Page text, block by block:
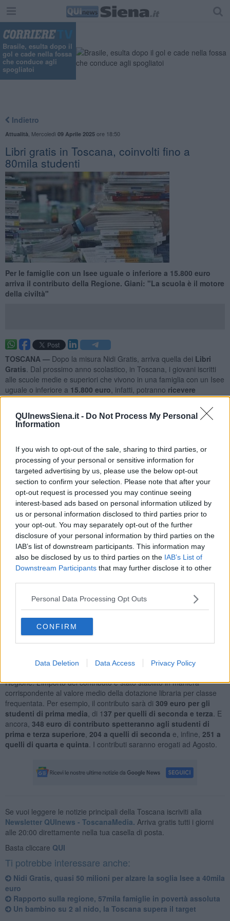
QUInewsSiena.it - Do Not Process My Personal
Information
If you wish to opt-out of the sale, sharing to third parties, or
processing of your personal or sensitive information for
targeted advertising by us, please use the below opt-out
section to confirm your selection. Please note that after your
opt-out request is processed you may continue seeing
interest-based ads based on personal information utilized by
us or personal information disclosed to third parties prior to
your opt-out. You may separately opt-out of the further
disclosure of your personal information by third parties on the
IAB’s list of downstream participants. This information may
also be disclosed by us to third parties on the IAB’s List of
Downstream Participants that may further disclose it to other
Personal Data Processing Opt Outs
CONFIRM
Data Deletion Data Access Privacy Policy
Brasile, esulta dopo il
gol e cade nella fossa
che conduce agli
spogliatoi
Indietro
Attualità Mercoledì 09 Aprile 2025ore 18:50
Libri gratis in Toscana, coinvolti fino a
80mila studenti
Per le famiglie con un Isee uguale o inferiore a 15.800 euro
arriva il contributo della Regione. Giani: "La scuola è il motore
della civiltà"
TOSCANA — Dopo la misura Nidi Gratis, arriva quella dei Libri
Gratis . Dal prossimo anno scolastico, in Toscana, i giovani iscritti
alle scuole medie e superiori che vivono in una famiglia con un Isee
uguale o inferiore a 15.800 euro , infatti, potranno ricevere
gratuitamente i libri scolastici, grazie a un contributo della
Secondo le stime, la misura dovrebbe riguardare
popolazione scolastica complessiva. "La scuola è il motore di
civiltà di una comunità, per questo
vogliamo che essa sia
davvero alla portata di ogni famiglia toscana - ha detto
Eugenio Giani, presidente della Toscana - con questo intervento
vogliamo quindi sostenere tutti gli studenti che possono trovarsi in
difficoltà nel sostenere le spese per l’acquisto dei libri necessari ad
affrontare con serenità le scuole medie e quelle superiori".
Il provvedimento s'inserisce nell’ambito delprogetto Giovanisì
l’autonomia dei giovani. "
Trasformare i sudditi in cittadini è un
miracolo che solo la scuola può compiere
presidente citando Piero Calamandrei - investire sul diritto allo
studio è fondamentale per contribuire a realizzare una società
libera, nella quale i giovani abbiano l’opportunità concreta di
costruire il loro futuro. Per questo ritengo questa misura una
assoluta priorità. Con
derivanti dal Programma regionale del Fondo sociale
europeofinanzieremo questo intervento".
Le domande per poter accedere al contributo potranno essere
Regione. L’importo del contributo è stato stabilito in maniera
corrispondente al valore medio della dotazione libraria per classe
frequentata. Per esempio, il contributo sarà di 309 euro per gli
studenti di prima media , di 137 per quelli di seconda e terza . E
ancora, 348 euro di contributo spetteranno agli studenti di
prima e terza superiore 204 a quelli di seconda e, infine, 251 a
quelli di quarta e quinta . I contributi saranno erogati ad Agosto.
Se vuoi leggere le notizie principali della Toscana iscriviti alla
Newsletter QUInews - ToscanaMedia. Arriva gratis tutti i giorni
alle 20:00 direttamente nella tua casella di posta.
Basta cliccare QUI
Ti potrebbe interessare anche:
Nidi Gratis, quasi 50 milioni per alzare la soglia Isee a 40mila
euro
Rapporto sulla regione, 57mila famiglie in povertà assoluta
Un bambino su 2 al nido, la Toscana supera il target